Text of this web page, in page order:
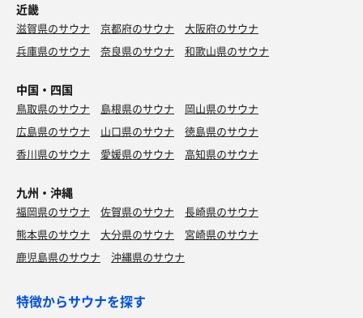
焼き餃子、春巻き
餃子最高
雑炊（朝）
旨し
オロポ
アクエリアス
近畿
滋賀県のサウナ 京都府のサウナ
大阪府のサウナ
兵庫県のサウナ
奈良県のサウナ 和歌山県のサウナ
中国・四国
鳥取県のサウナ 島根県のサウナ
岡山県のサウナ
広島県のサウナ
山口県のサウナ
徳島県のサウナ
香川県のサウナ
愛媛県のサウナ 高知県のサウナ
九州・沖縄
福岡県のサウナ 佐賀県のサウナ
長崎県のサウナ
熊本県のサウナ
大分県のサウナ
宮崎県のサウナ
鹿児島県のサウナ
沖縄県のサウナ
特徴からサウナを探す